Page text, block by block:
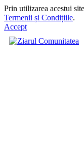
Prin utilizarea acestui
Termenii și Condițiile.
Accept